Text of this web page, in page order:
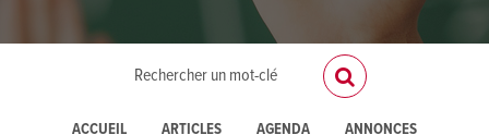
ACCUEIL ARTICLES AGENDA ANNONCES